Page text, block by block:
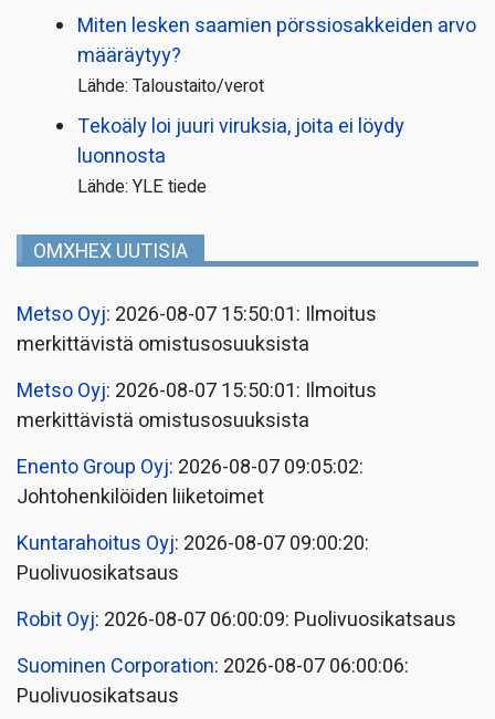
Miten lesken saamien pörssi­osakkeiden arvo
määräytyy?
Lähde: Taloustaito/verot
Tekoäly loi juuri viruksia, joita ei löydy
luonnosta
Lähde: YLE tiede
OMXHEX UUTISIA
Metso Oyj: 2026-08-07 15:50:01: Ilmoitus
merkittävistä omistusosuuksista
Metso Oyj: 2026-08-07 15:50:01: Ilmoitus
merkittävistä omistusosuuksista
Enento Group Oyj: 2026-08-07 09:05:02:
Johtohenkilöiden liiketoimet
Kuntarahoitus Oyj: 2026-08-07 09:00:20:
Puolivuosikatsaus
Robit Oyj: 2026-08-07 06:00:09: Puolivuosikatsaus
Suominen Corporation: 2026-08-07 06:00:06:
Puolivuosikatsaus